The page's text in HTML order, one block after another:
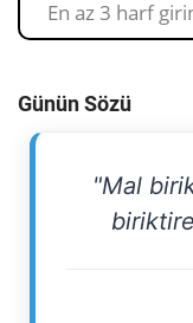
Günün Sözü
"Mal